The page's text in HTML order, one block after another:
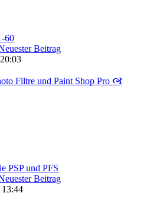
60
Beitrag
Filtre und Paint Shop Pro 🙧
PSP und PFS
Beitrag